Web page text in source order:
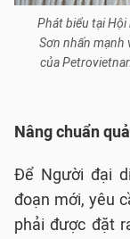
Phát biểu tại
Sơn nhấn mạnh
của
Nâng chuẩn
Để Người đại
đoạn mới, yêu
phải được đặt